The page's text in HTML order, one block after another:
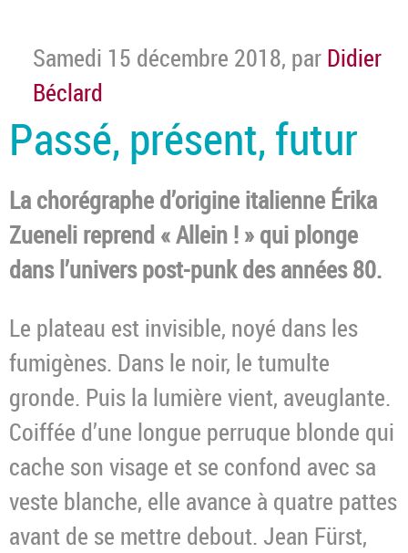
Samedi 15 décembre 2018, par Didier
Béclard
Passé, présent, futur
La chorégraphe d’origine italienne Érika
Zueneli reprend « Allein ! » qui plonge
dans l’univers post-punk des années 80.
Le plateau est invisible, noyé dans les
fumigènes. Dans le noir, le tumulte
gronde. Puis la lumière vient, aveuglante.
Coiffée d’une longue perruque blonde qui
cache son visage et se confond avec sa
veste blanche, elle avance à quatre pattes
avant de se mettre debout. Jean Fürst,